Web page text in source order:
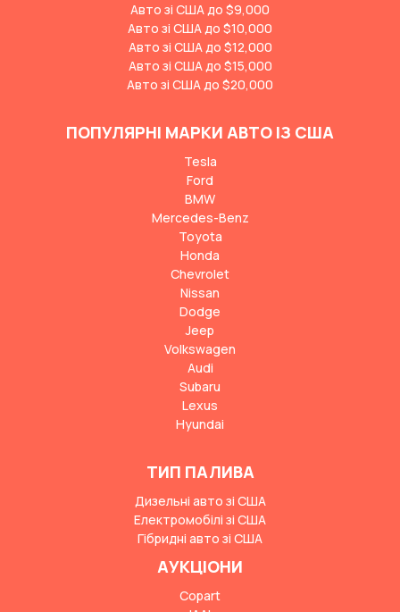
Авто зі США до $9,000
Авто зі США до $10,000
Авто зі США до $12,000
Авто зі США до $15,000
Авто зі США до $20,000
ПОПУЛЯРНІ МАРКИ АВТО ІЗ США
Tesla
Ford
BMW
Mercedes-Benz
Toyota
Honda
Chevrolet
Nissan
Dodge
Jeep
Volkswagen
Audi
Subaru
Lexus
Hyundai
ТИП ПАЛИВА
Дизельні авто зі США
Електромобілі зі США
Гібридні авто зі США
АУКЦІОНИ
Copart